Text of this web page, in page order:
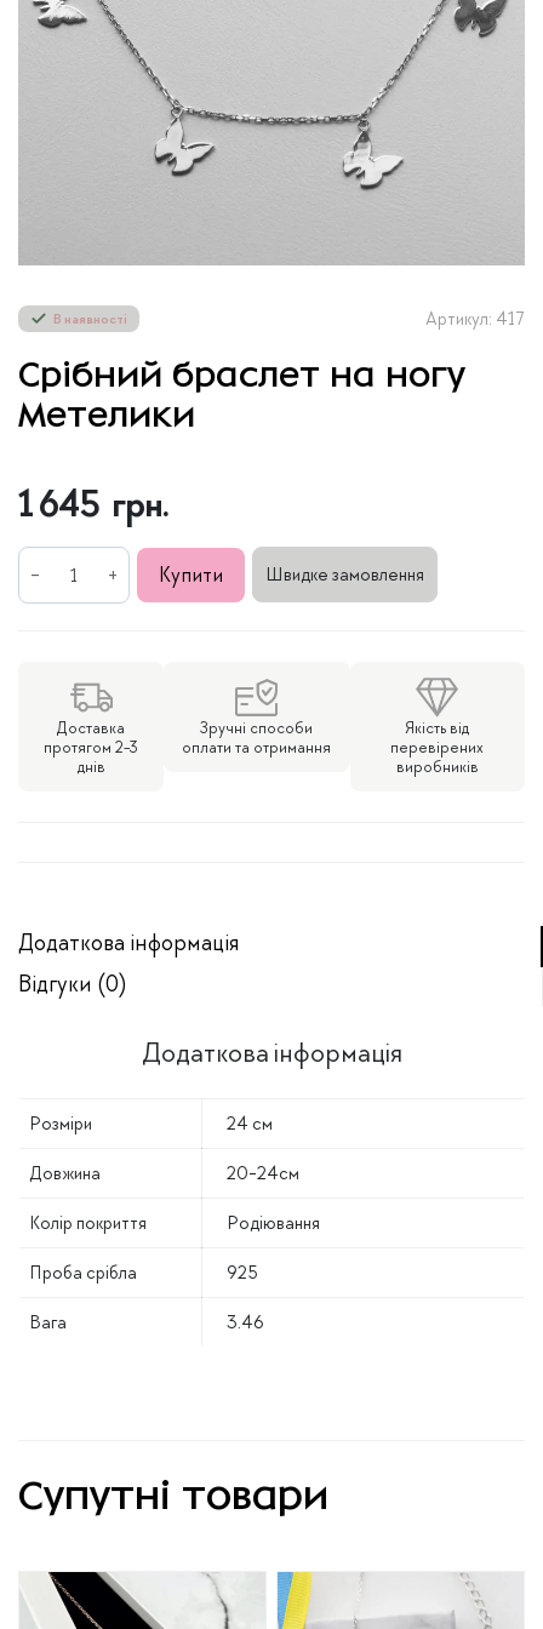
В наявності Артикул: 417
Срібний браслет на ногу
Метелики
1 645 грн.
браслет
Метелики
кількість
Купити Швидке замовлення
Доставка
протягом 2-3
днів
Зручні способи
оплати та отримання
Якість від
перевірених
виробників
Додаткова інформація
Відгуки (0)
Додаткова інформація
Розміри 24 см
Довжина 20-24см
Колір покриття Родіювання
Проба срібла 925
Вага 3.46
Супутні товари